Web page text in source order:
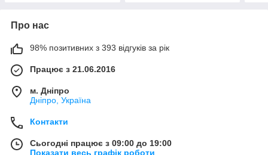
Про нас
98% позитивних з 393 відгуків за рік
Працює з 21.06.2016
м. Дніпро
Дніпро, Україна
Контакти
Сьогодні працює з 09:00 до 19:00
Показати весь графік роботи